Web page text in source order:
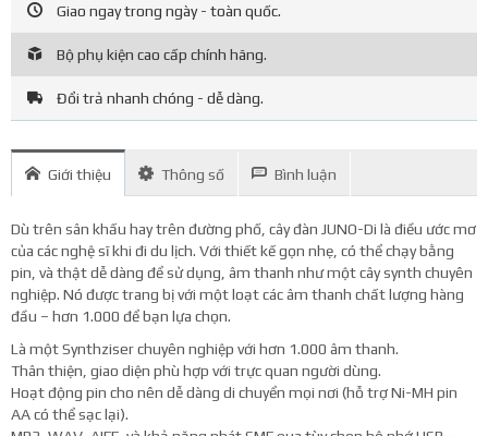
Giao ngay trong ngày - toàn quốc.
Bộ phụ kiện cao cấp chính hãng.
Đổi trả nhanh chóng - dễ dàng.
Giới thiệu Thông số Bình luận
Dù trên sân khấu hay trên đường phố, cây đàn JUNO-Di là điều ước mơ
của các nghệ sĩ khi đi du lịch. Với thiết kế gọn nhẹ, có thể chạy bằng
pin, và thật dễ dàng để sử dụng, âm thanh như một cây synth chuyên
nghiệp. Nó được trang bị với một loạt các âm thanh chất lượng hàng
đầu – hơn 1.000 để bạn lựa chọn.
Là một Synthziser chuyên nghiệp với hơn 1.000 âm thanh.
Thân thiện, giao diện phù hợp với trực quan người dùng.
Hoạt động pin cho nên dễ dàng di chuyển mọi nơi (hỗ trợ Ni-MH pin
AA có thể sạc lại).